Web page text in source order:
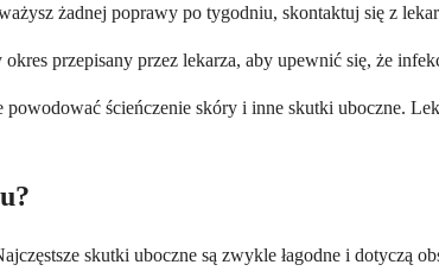
żadnej poprawy po tygodniu, skontaktuj się z
przepisany przez lekarza, aby upewnić się, że
ścieńczenie skóry i inne skutki uboczne.
skutki uboczne są zwykle łagodne i dotyczą